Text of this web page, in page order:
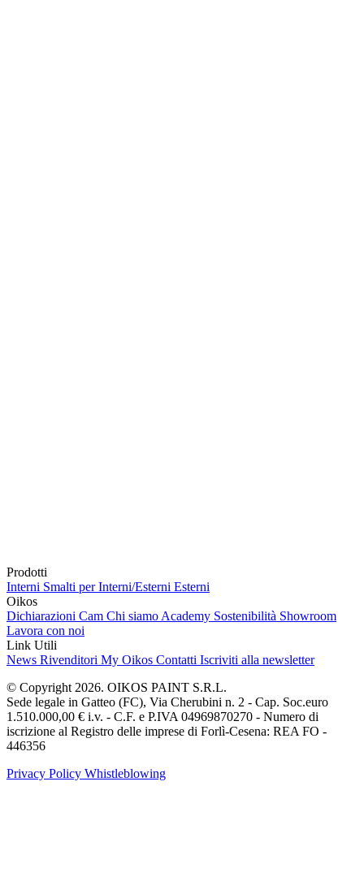
Prodotti
Interni Smalti per Interni/Esterni Esterni
Oikos
Dichiarazioni Cam Chi siamo Academy Sostenibilità Showroom
Lavora con noi
Link Utili
News Rivenditori My Oikos Contatti Iscriviti alla newsletter
© Copyright 2026. OIKOS PAINT S.R.L.
Sede legale in Gatteo (FC), Via Cherubini n. 2 - Cap. Soc.euro
1.510.000,00 € i.v. - C.F. e P.IVA 04969870270 - Numero di
iscrizione al Registro delle imprese di Forlì-Cesena: REA FO -
446356
Privacy Policy Whistleblowing